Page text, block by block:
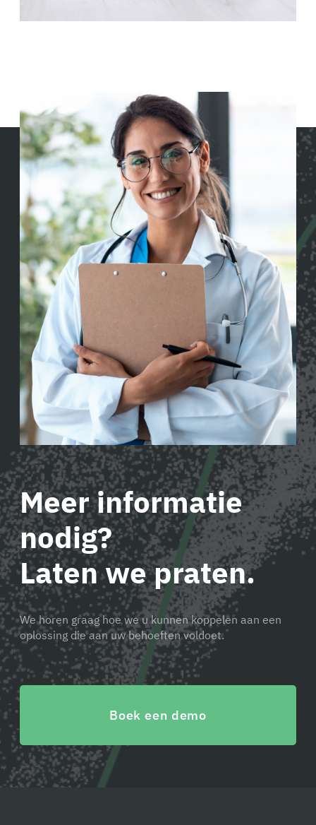
Meer informatie
nodig?
Laten we praten.
We horen graag hoe we u kunnen koppelen aan een
oplossing die aan uw behoeften voldoet.
Boek een demo